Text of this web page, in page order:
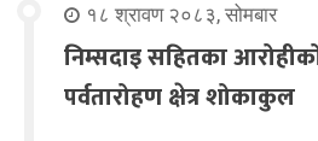
१८ श्रावण २०८३, सोमबार
निम्सदाइ सहितका
पर्वतारोहण क्षेत्र शोकाकुल